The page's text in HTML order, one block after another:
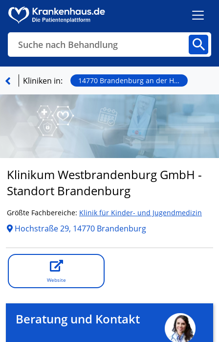
Suche nach Behandlung
Finden
Kliniken in: 14770 Brandenburg an der Havel
Klinikum Westbrandenburg GmbH -
Standort Brandenburg
Größte Fachbereiche: Klinik für Kinder- und Jugendmedizin
Hochstraße 29, 14770 Brandenburg
Website
Beratung und Kontakt